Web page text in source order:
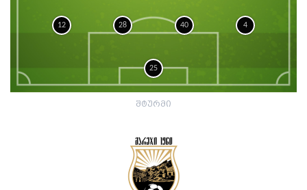
25
4
40
28
12
შტურმი